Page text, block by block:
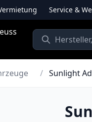
Service &
/ Sunlight